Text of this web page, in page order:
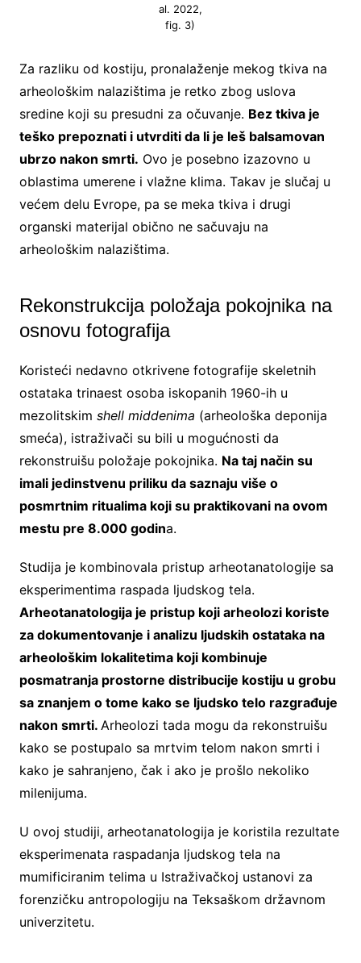
al. 2022,
fig. 3)
Za razliku od kostiju, pronalaženje mekog tkiva na
arheološkim nalazištima je retko zbog uslova
sredine koji su presudni za očuvanje. Bez tkiva je
teško prepoznati i utvrditi da li je leš balsamovan
ubrzo nakon smrti. Ovo je posebno izazovno u
oblastima umerene i vlažne klima. Takav je slučaj u
većem delu Evrope, pa se meka tkiva i drugi
organski materijal obično ne sačuvaju na
arheološkim nalazištima.
Rekonstrukcija položaja pokojnika na
osnovu fotografija
Koristeći nedavno otkrivene fotografije skeletnih
ostataka trinaest osoba iskopanih 1960-ih u
mezolitskim shell middenima (arheološka deponija
smeća), istraživači su bili u mogućnosti da
rekonstruišu položaje pokojnika. Na taj način su
imali jedinstvenu priliku da saznaju više o
posmrtnim ritualima koji su praktikovani na ovom
mestu pre 8.000 godina.
Studija je kombinovala pristup arheotanatologije sa
eksperimentima raspada ljudskog tela.
Arheotanatologija je pristup koji arheolozi koriste
za dokumentovanje i analizu ljudskih ostataka na
arheološkim lokalitetima koji kombinuje
posmatranja prostorne distribucije kostiju u grobu
sa znanjem o tome kako se ljudsko telo razgrađuje
nakon smrti. Arheolozi tada mogu da rekonstruišu
kako se postupalo sa mrtvim telom nakon smrti i
kako je sahranjeno, čak i ako je prošlo nekoliko
milenijuma.
U ovoj studiji, arheotanatologija je koristila rezultate
eksperimenata raspadanja ljudskog tela na
mumificiranim telima u Istraživačkoj ustanovi za
forenzičku antropologiju na Teksaškom državnom
univerzitetu.